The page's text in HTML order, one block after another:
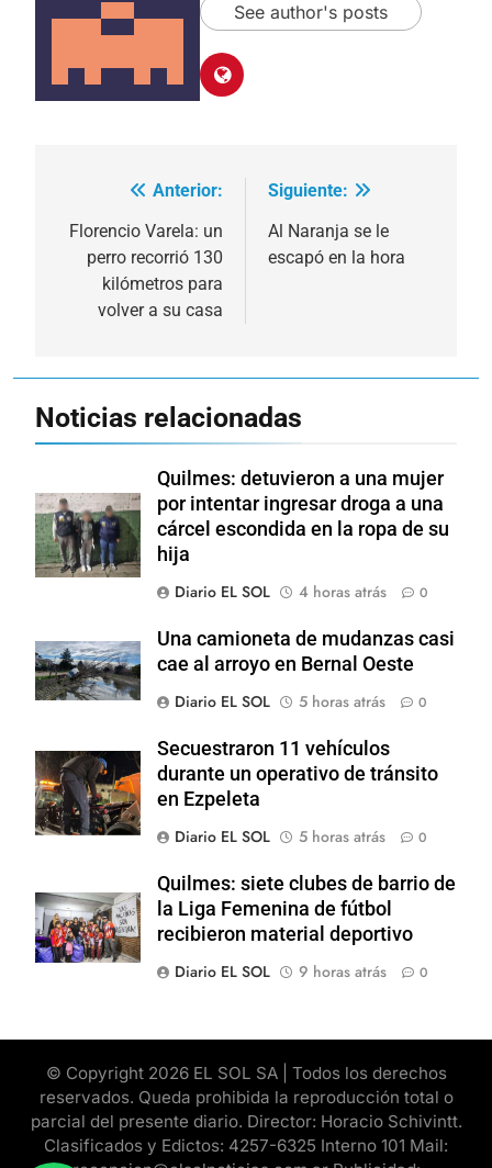
See author's posts
Navegación
de
entradas
Anterior:
Florencio Varela: un
perro recorrió 130
kilómetros para
volver a su casa
Siguiente:
Al Naranja se le
escapó en la hora
Noticias relacionadas
Quilmes: detuvieron a una mujer
por intentar ingresar droga a una
cárcel escondida en la ropa de su
hija
Diario EL SOL
4 horas atrás 0
Una camioneta de mudanzas casi
cae al arroyo en Bernal Oeste
Diario EL SOL
5 horas atrás 0
Secuestraron 11 vehículos
durante un operativo de tránsito
en Ezpeleta
Diario EL SOL
5 horas atrás 0
Quilmes: siete clubes de barrio de
la Liga Femenina de fútbol
recibieron material deportivo
Diario EL SOL
9 horas atrás 0
© Copyright 2026 EL SOL SA | Todos los derechos
reservados. Queda prohibida la reproducción total o
parcial del presente diario. Director: Horacio Schivintt.
Clasificados y Edictos: 4257-6325 Interno 101 Mail: